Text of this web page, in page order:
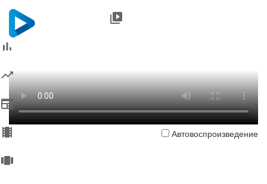
Автовоспроизведение